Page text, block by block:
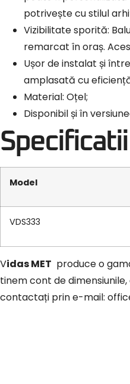
potrivește cu stilul
Vizibilitate sporită:
remarcat în oraș.
Ușor de instalat și
amplasată cu
Material: Oțel;
Disponibil și în
Specificatii
Model
VDS333
Vidas MET produce o
tinem cont de
contactați prin e-mail: